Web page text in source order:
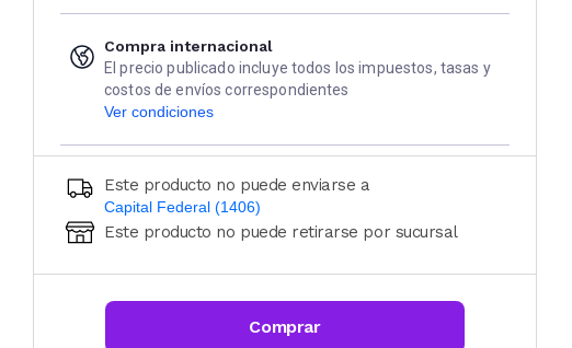
Compra internacional
El precio publicado incluye todos los impuestos, tasas y
costos de envíos correspondientes
Ver condiciones
Este producto no puede enviarse a
Capital Federal (1406)
Ingresá código postal (sólo números)
CALCULAR
Este producto no puede retirarse por sucursal
Comprar